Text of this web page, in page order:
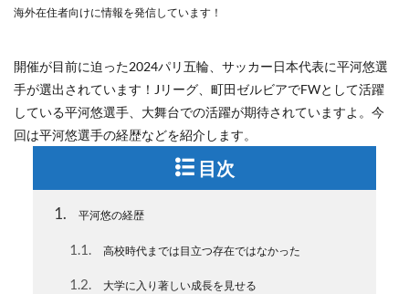
海外在住者向けに情報を発信しています！
開催が目前に迫った2024パリ五輪、サッカー日本代表に平河悠選
手が選出されています！Jリーグ、町田ゼルビアでFWとして活躍
している平河悠選手、大舞台での活躍が期待されていますよ。今
回は平河悠選手の経歴などを紹介します。
目次
1 平河悠の経歴
1.1 高校時代までは目立つ存在ではなかった
1.2 大学に入り著しい成長を見せる